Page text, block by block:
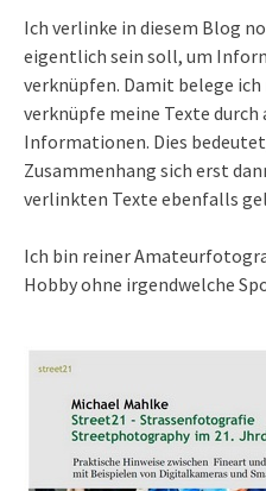
Ich verlinke in diesem Blog
eigentlich sein soll, um
verknüpfen. Damit belege ich
verknüpfe meine Texte
Informationen. Dies
Zusammenhang sich erst
verlinkten Texte ebenfalls
Ich bin reiner
Hobby ohne irgendwelche